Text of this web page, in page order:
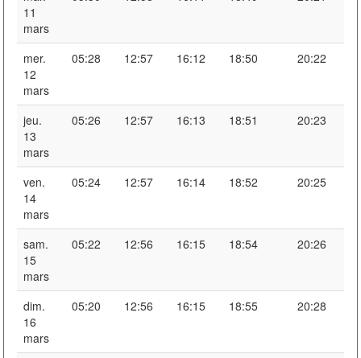
11
mars
mer.
12
mars
05:28 12:57 16:12 18:50 20:22
jeu.
13
mars
05:26 12:57 16:13 18:51 20:23
ven.
14
mars
05:24 12:57 16:14 18:52 20:25
sam.
15
mars
05:22 12:56 16:15 18:54 20:26
dim.
16
mars
05:20 12:56 16:15 18:55 20:28